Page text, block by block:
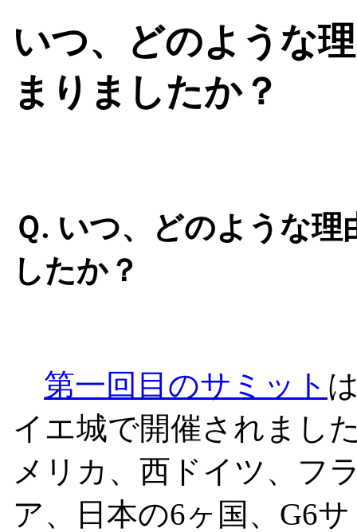
いつ、どのような
まりましたか？
Ｑ. いつ、どのような
したか？
第一回目のサミット
イエ城で開催されまし
メリカ、西ドイツ、フ
ア、日本の6ヶ国、G6